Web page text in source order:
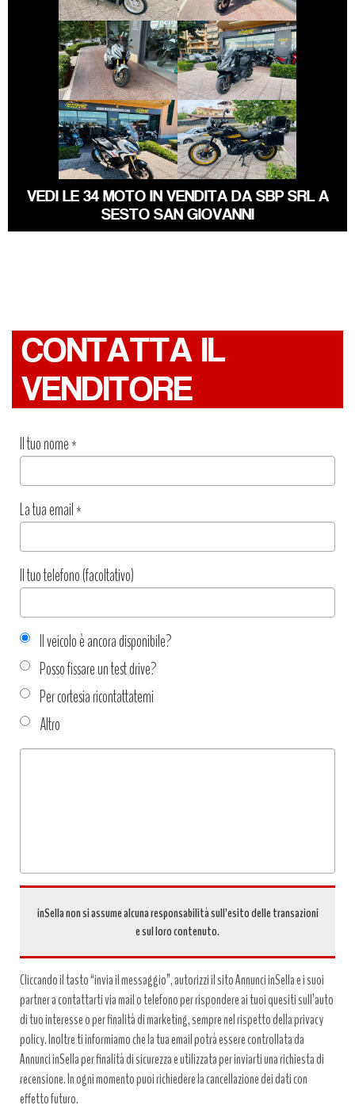
HONDA X-ADV
€ 8.990 €
SYM MAXSYM-TL
€ 5.450 €
HONDA X-ADV
€ 10.250 €
ROYAL-ENFIELD
HIMALAYAN
€ 4.999 €
VEDI LE 34 MOTO IN VENDITA DA SBP SRL A
SESTO SAN GIOVANNI
CONTATTA IL
VENDITORE
Il tuo nome*
La tua email*
Il tuo telefono (facoltativo)
Il veicolo è ancora disponibile?
Posso fissare un test drive?
Per cortesia ricontattatemi
Altro
Tipo
inSella non si assume alcuna responsabilità sull’esito delle transazioni
e sul loro contenuto.
Cliccando il tasto “invia il messaggio”, autorizzi il sito Annunci inSella e i suoi
partner a contattarti via mail o telefono per rispondere ai tuoi quesiti sull’auto
di tuo interesse o per finalità di marketing, sempre nel rispetto della privacy
policy. Inoltre ti informiamo che la tua email potrà essere controllata da
Annunci inSella per finalità di sicurezza e utilizzata per inviarti una richiesta di
recensione. In ogni momento puoi richiedere la cancellazione dei dati con
effetto futuro.